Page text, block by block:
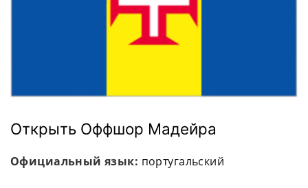
Открыть Оффшор Мадейра
Официальный язык: португальский